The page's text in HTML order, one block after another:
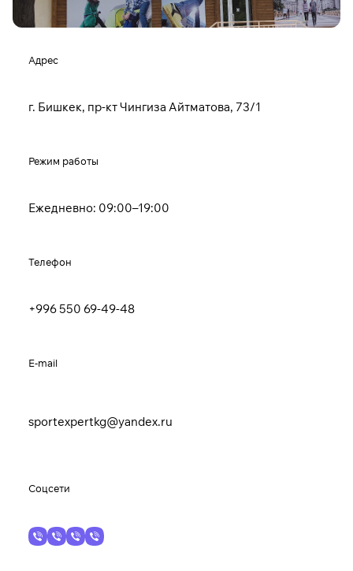
Адрес
г. Бишкек, пр-кт Чингиза Айтматова, 73/1
Режим работы
Ежедневно: 09:00–19:00
Телефон
+996 550 69-49-48
E-mail
sportexpertkg@yandex.ru
Соцсети